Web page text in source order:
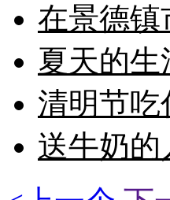
在景德镇
夏天的生
清明节
送牛奶